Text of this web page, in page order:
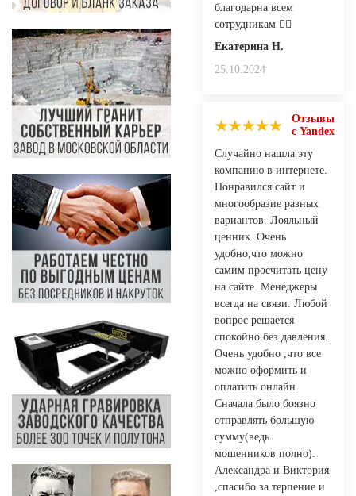
благодарна всем
сотрудникам 👍🏻
Екатерина Н.
25.10.2024
Отзывы
с Yandex
Случайно нашла эту
компанию в интернете.
Понравился сайт и
многообразие разных
вариантов. Лояльный
ценник. Очень
удобно,что можно
самим просчитать цену
на сайте. Менеджеры
всегда на связи. Любой
вопрос решается
спокойно без давления.
Очень удобно ,что все
можно оформить и
оплатить онлайн.
Сначала было боязно
отправлять большую
сумму(ведь
мошенников полно).
Александра и Виктория
,спасибо за терпение и